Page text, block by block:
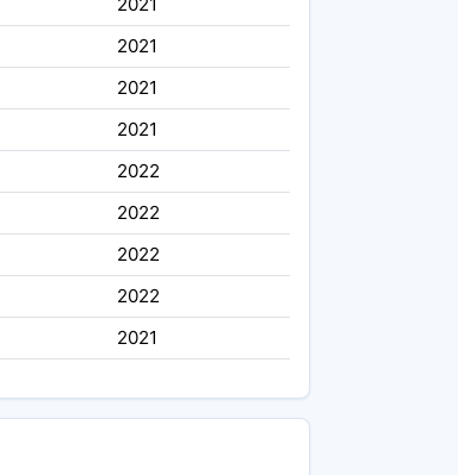
2021
2021
2021
2022
2022
2022
2022
2021